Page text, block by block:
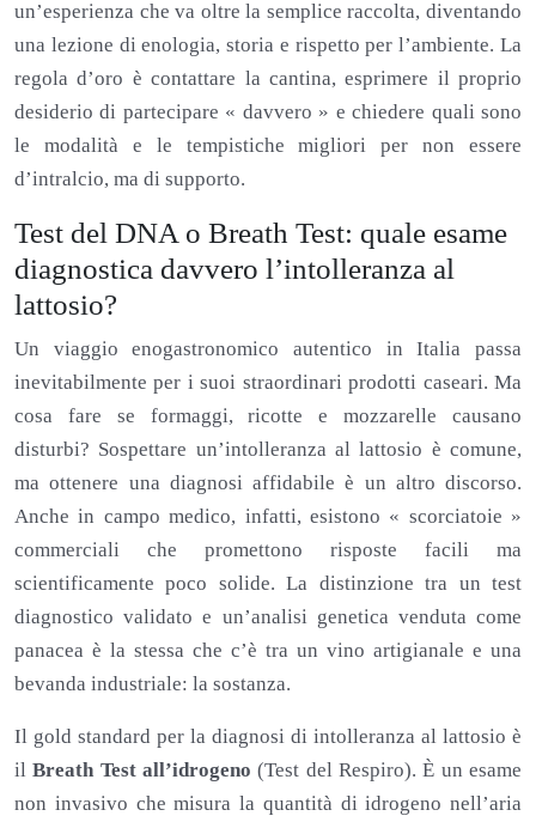
un’esperienza che va oltre la semplice raccolta, diventando
una lezione di enologia, storia e rispetto per l’ambiente. La
regola d’oro è contattare la cantina, esprimere il proprio
desiderio di partecipare « davvero » e chiedere quali sono
le modalità e le tempistiche migliori per non essere
d’intralcio, ma di supporto.
Test del DNA o Breath Test: quale esame
diagnostica davvero l’intolleranza al
lattosio?
Un viaggio enogastronomico autentico in Italia passa
inevitabilmente per i suoi straordinari prodotti caseari. Ma
cosa fare se formaggi, ricotte e mozzarelle causano
disturbi? Sospettare un’intolleranza al lattosio è comune,
ma ottenere una diagnosi affidabile è un altro discorso.
Anche in campo medico, infatti, esistono « scorciatoie »
commerciali che promettono risposte facili ma
scientificamente poco solide. La distinzione tra un test
diagnostico validato e un’analisi genetica venduta come
panacea è la stessa che c’è tra un vino artigianale e una
bevanda industriale: la sostanza.
Il gold standard per la diagnosi di intolleranza al lattosio è
ilBreath Test all’idrogeno (Test del Respiro). È un esame
non invasivo che misura la quantità di idrogeno nell’aria